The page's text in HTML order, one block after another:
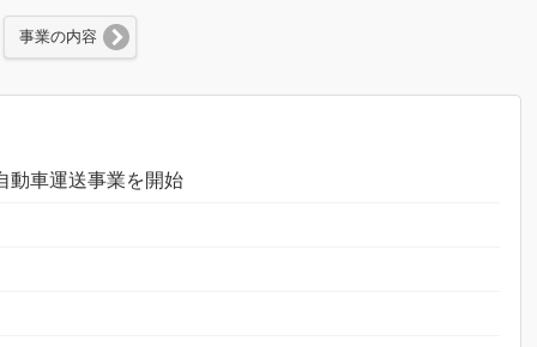
事業の内容
動車運送事業を開始